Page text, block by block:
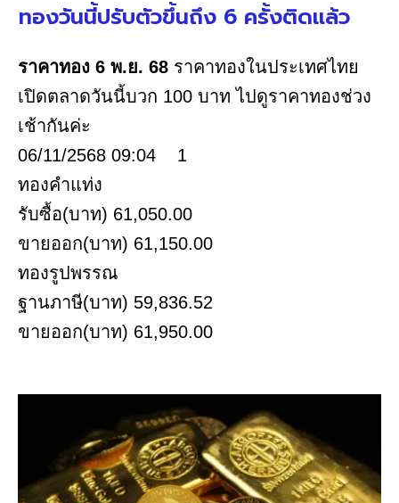
ทองวันนี้ปรับตัวขึ้นถึง 6 ครั้งติดแล้ว
ราคาทอง 6 พ.ย. 68 ราคาทองในประเทศไทย
เปิดตลาดวันนี้บวก 100 บาท ไปดูราคาทองช่วง
เช้ากันค่ะ
06/11/2568 09:04 1
ทองคำแท่ง
รับซื้อ(บาท) 61,050.00
ขายออก(บาท) 61,150.00
ทองรูปพรรณ
ฐานภาษี(บาท) 59,836.52
ขายออก(บาท) 61,950.00